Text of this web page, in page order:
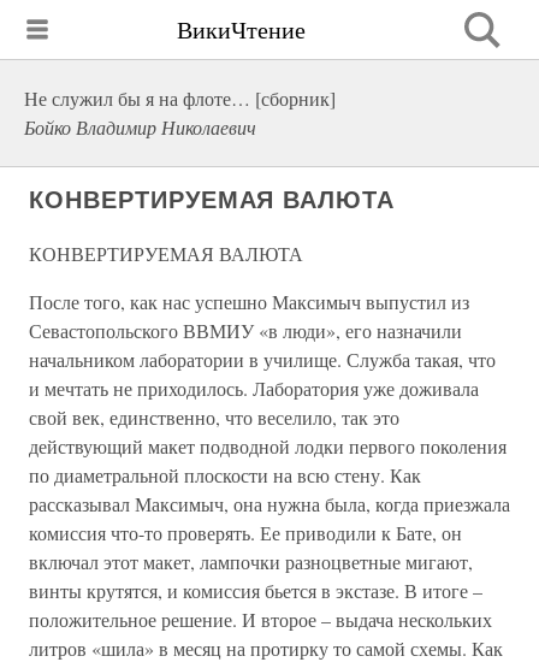
ВикиЧтение
Не служил бы я на флоте… [сборник]
Бойко Владимир Николаевич
КОНВЕРТИРУЕМАЯ ВАЛЮТА
КОНВЕРТИРУЕМАЯ ВАЛЮТА
После того, как нас успешно Максимыч выпустил из
Севастопольского ВВМИУ «в люди», его назначили
начальником лаборатории в училище. Служба такая, что
и мечтать не приходилось. Лаборатория уже доживала
свой век, единственно, что веселило, так это
действующий макет подводной лодки первого поколения
по диаметральной плоскости на всю стену. Как
рассказывал Максимыч, она нужна была, когда приезжала
комиссия что-то проверять. Ее приводили к Бате, он
включал этот макет, лампочки разноцветные мигают,
винты крутятся, и комиссия бьется в экстазе. В итоге –
положительное решение. И второе – выдача нескольких
литров «шила» в месяц на протирку то самой схемы. Как